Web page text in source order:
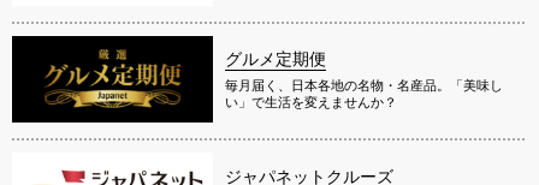
グルメ定期便
毎月届く、日本各地の名物・名産品。「美味し
い」で生活を変えませんか？
ジャパネットクルーズ